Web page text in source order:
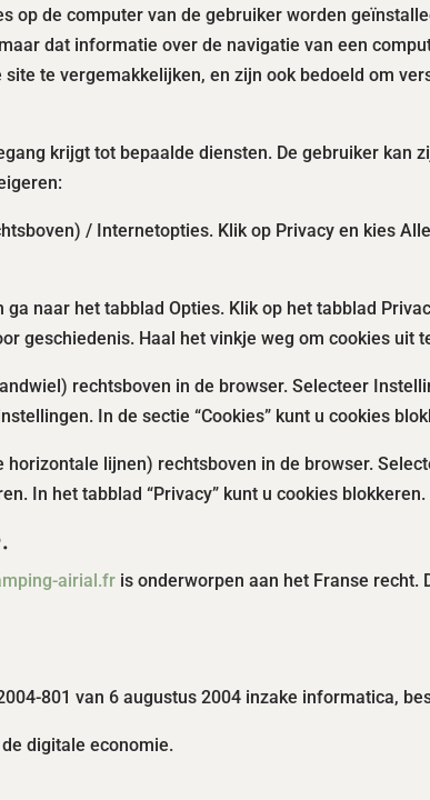
op de computer van de gebruiker worden
dat informatie over de navigatie van een
te vergemakkelijken, en zijn ook bedoeld om
krijgt tot bepaalde diensten. De gebruiker kan
/ Internetopties. Klik op Privacy en kies
naar het tabblad Opties. Klik op het tabblad
geschiedenis. Haal het vinkje weg om cookies uit
rechtsboven in de browser. Selecteer
In de sectie “Cookies” kunt u cookies
lijnen) rechtsboven in de browser.
In het tabblad “Privacy” kunt u cookies blokkeren.
airial.fr is onderworpen aan het Franse recht.
801 van 6 augustus 2004 inzake informatica,
digitale economie.